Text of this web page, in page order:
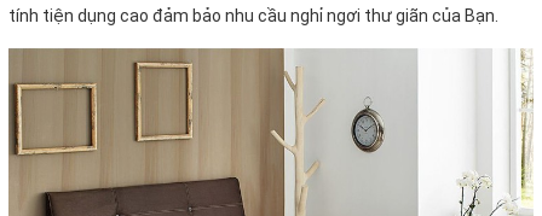
tính tiện dụng cao đảm bảo nhu cầu nghỉ ngơi thư giãn của Bạn.